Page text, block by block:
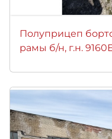
Полуприцеп
рамы б/н, г.н.